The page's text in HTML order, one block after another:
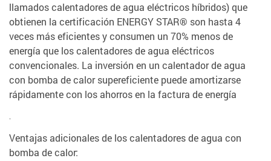
llamados calentadores de agua eléctricos híbridos) que
obtienen la certificación ENERGY STAR® son hasta 4
veces más eficientes y consumen un 70% menos de
energía que los calentadores de agua eléctricos
convencionales. La inversión en un calentador de agua
con bomba de calor supereficiente puede amortizarse
rápidamente con los ahorros en la factura de energía
.
Ventajas adicionales de los calentadores de agua con
bomba de calor: